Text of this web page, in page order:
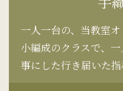
一人一台の、当教室
小編成のクラスで、
事にした行き届いた指